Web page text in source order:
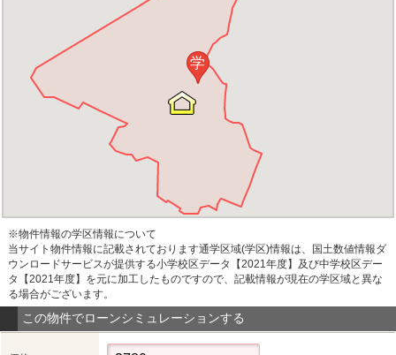
学
※物件情報の学区情報について
当サイト物件情報に記載されております通学区域(学区)情報は、国土数値情報ダ
ウンロードサービスが提供する小学校区データ【2021年度】及び中学校区デー
タ【2021年度】を元に加工したものですので、記載情報が現在の学区域と異な
る場合がございます。
この物件でローンシミュレーションする